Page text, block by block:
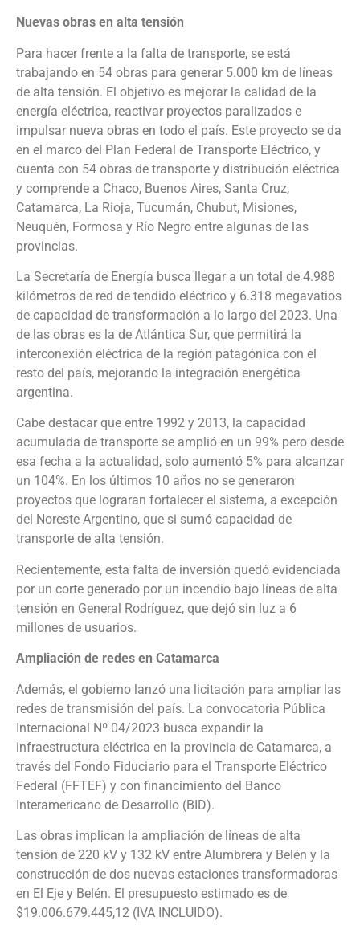
Nuevas obras en alta tensión
Para hacer frente a la falta de transporte, se está
trabajando en 54 obras para generar 5.000 km de líneas
de alta tensión. El objetivo es mejorar la calidad de la
energía eléctrica, reactivar proyectos paralizados e
impulsar nueva obras en todo el país. Este proyecto se da
en el marco del Plan Federal de Transporte Eléctrico, y
cuenta con 54 obras de transporte y distribución eléctrica
y comprende a Chaco, Buenos Aires, Santa Cruz,
Catamarca, La Rioja, Tucumán, Chubut, Misiones,
Neuquén, Formosa y Río Negro entre algunas de las
provincias.
La Secretaría de Energía busca llegar a un total de 4.988
kilómetros de red de tendido eléctrico y 6.318 megavatios
de capacidad de transformación a lo largo del 2023. Una
de las obras es la de Atlántica Sur, que permitirá la
interconexión eléctrica de la región patagónica con el
resto del país, mejorando la integración energética
argentina.
Cabe destacar que entre 1992 y 2013, la capacidad
acumulada de transporte se amplió en un 99% pero desde
esa fecha a la actualidad, solo aumentó 5% para alcanzar
un 104%. En los últimos 10 años no se generaron
proyectos que lograran fortalecer el sistema, a excepción
del Noreste Argentino, que si sumó capacidad de
transporte de alta tensión.
Recientemente, esta falta de inversión quedó evidenciada
por un corte generado por un incendio bajo líneas de alta
tensión en General Rodríguez, que dejó sin luz a 6
millones de usuarios.
Ampliación de redes en Catamarca
Además, el gobierno lanzó una licitación para ampliar las
redes de transmisión del país. La convocatoria Pública
Internacional Nº 04/2023 busca expandir la
infraestructura eléctrica en la provincia de Catamarca, a
través del Fondo Fiduciario para el Transporte Eléctrico
Federal (FFTEF) y con financimiento del Banco
Interamericano de Desarrollo (BID).
Las obras implican la ampliación de líneas de alta
tensión de 220 kV y 132 kV entre Alumbrera y Belén y la
construcción de dos nuevas estaciones transformadoras
en El Eje y Belén. El presupuesto estimado es de
$19.006.679.445,12 (IVA INCLUIDO).